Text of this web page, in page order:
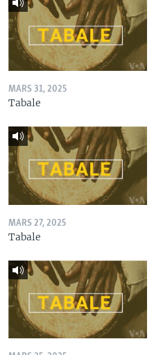
MARS 31, 2025
Tabale
MARS 27, 2025
Tabale